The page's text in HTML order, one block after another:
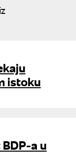
istoku
a u